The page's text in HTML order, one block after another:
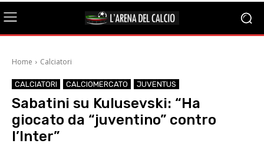
Home Calciatori
CALCIATORI CALCIOMERCATO JUVENTUS
Sabatini su Kulusevski: “Ha
giocato da “juventino” contro
l’Inter”